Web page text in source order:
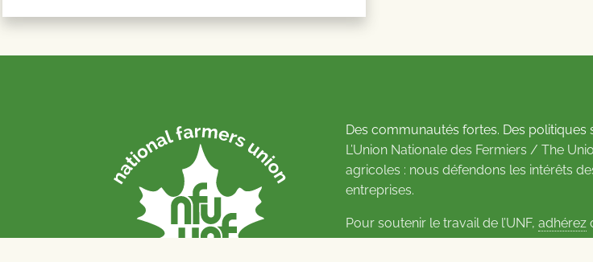
Des communautés fortes. Des politiques
L’Union Nationale des Fermiers / The
agricoles : nous défendons les intérêts
entreprises.
Pour soutenir le travail de l’UNF, adhérez